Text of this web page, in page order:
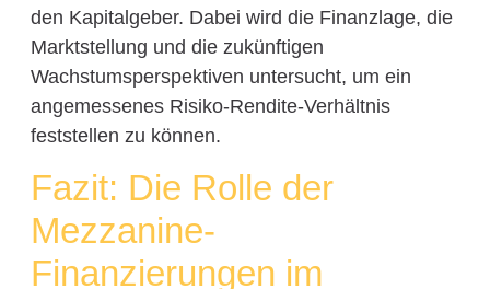
den Kapitalgeber. Dabei wird die Finanzlage, die
Marktstellung und die zukünftigen
Wachstumsperspektiven untersucht, um ein
angemessenes Risiko-Rendite-Verhältnis
feststellen zu können.
Fazit: Die Rolle der
Mezzanine-
Finanzierungen im